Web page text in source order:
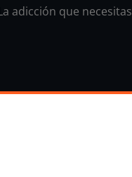
adicción que necesitas